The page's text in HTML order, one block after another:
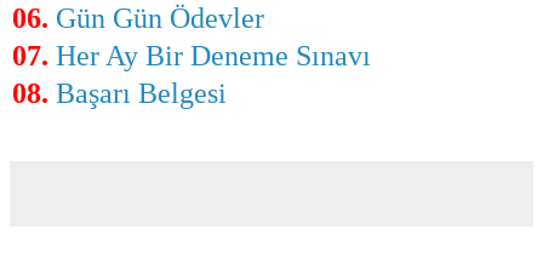
06. Gün Gün Ödevler
07. Her Ay Bir Deneme Sınavı
08. Başarı Belgesi